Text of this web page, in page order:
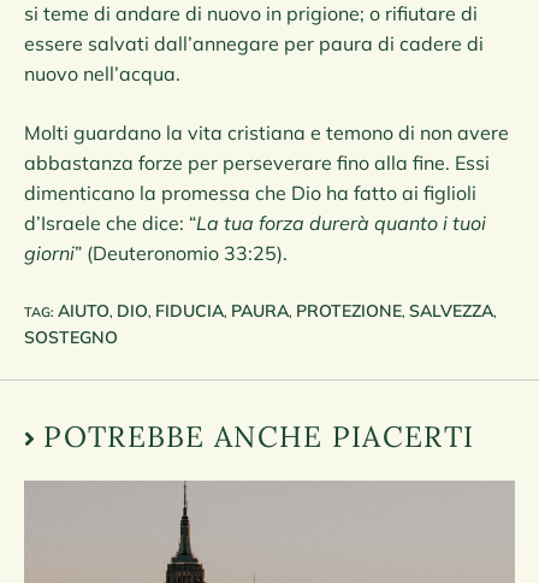
si teme di andare di nuovo in prigione; o rifiutare di
essere salvati dall’annegare per paura di cadere di
nuovo nell’acqua.
Molti guardano la vita cristiana e temono di non avere
abbastanza forze per perseverare fino alla fine. Essi
dimenticano la promessa che Dio ha fatto ai figlioli
d’Israele che dice: “La tua forza durerà quanto i tuoi
giorni” (Deuteronomio 33:25).
TAG: AIUTO, DIO, FIDUCIA, PAURA, PROTEZIONE, SALVEZZA,
SOSTEGNO
POTREBBE ANCHE PIACERTI